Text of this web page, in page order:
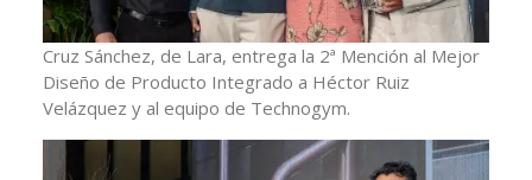
Cruz Sánchez, de Lara, entrega la 2ª Mención al Mejor
Diseño de Producto Integrado a Héctor Ruiz
Velázquez y al equipo de Technogym.